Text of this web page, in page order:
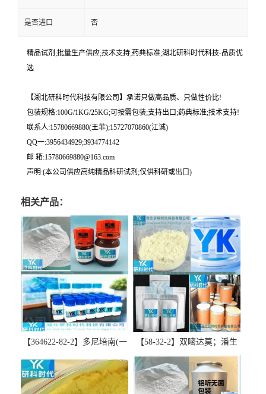
是否进口 否
精品试剂;批量生产供应;技术支持;药典标准;湖北研科时代科技-品质优
选
【湖北研科时代科技有限公司】承诺只做高品质、只做性价比!
包装规格:100G/1KG/25KG;可按需包装;支持出口;药典标准;技术支持!
联系人:15780669880(王菲);15727070860(江诚)
QQ一:3956434929;3934774142
邮 箱:15780669880@163.com
声明:(本公司供应高纯精品科研试剂;仅供科研或出口)
相关产品：
【364622-82-2】多尼培南(一
精品科研试剂-湖北研科时代
科技-“研”无止境;“科”学创
【58-32-2】双嘧达莫；潘生
丁-精品科研试剂-湖北研科时
代科技-“研”无止境;“科”学创
新！支持三方验证；支持定